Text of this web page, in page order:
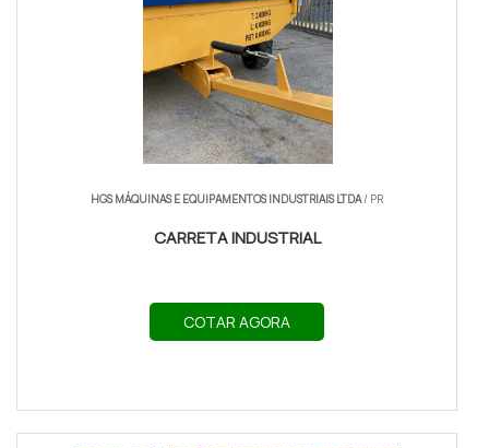
HGS MÁQUINAS E EQUIPAMENTOS INDUSTRIAIS LTDA/ PR
CARRETA INDUSTRIAL
COTAR AGORA